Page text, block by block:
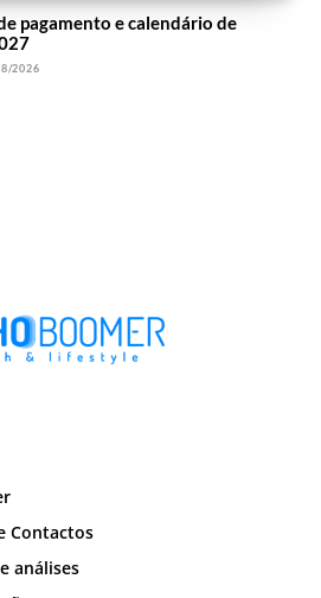
pagamento e calendário de
2026
Contactos
análises